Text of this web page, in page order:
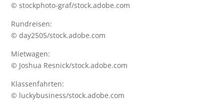
© stockphoto-graf/stock.adobe.com
Rundreisen:
© day2505/stock.adobe.com
Mietwagen:
© Joshua Resnick/stock.adobe.com
Klassenfahrten:
© luckybusiness/stock.adobe.com